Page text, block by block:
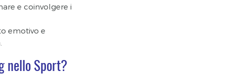
e coinvolgere i
emotivo e
nello Sport?